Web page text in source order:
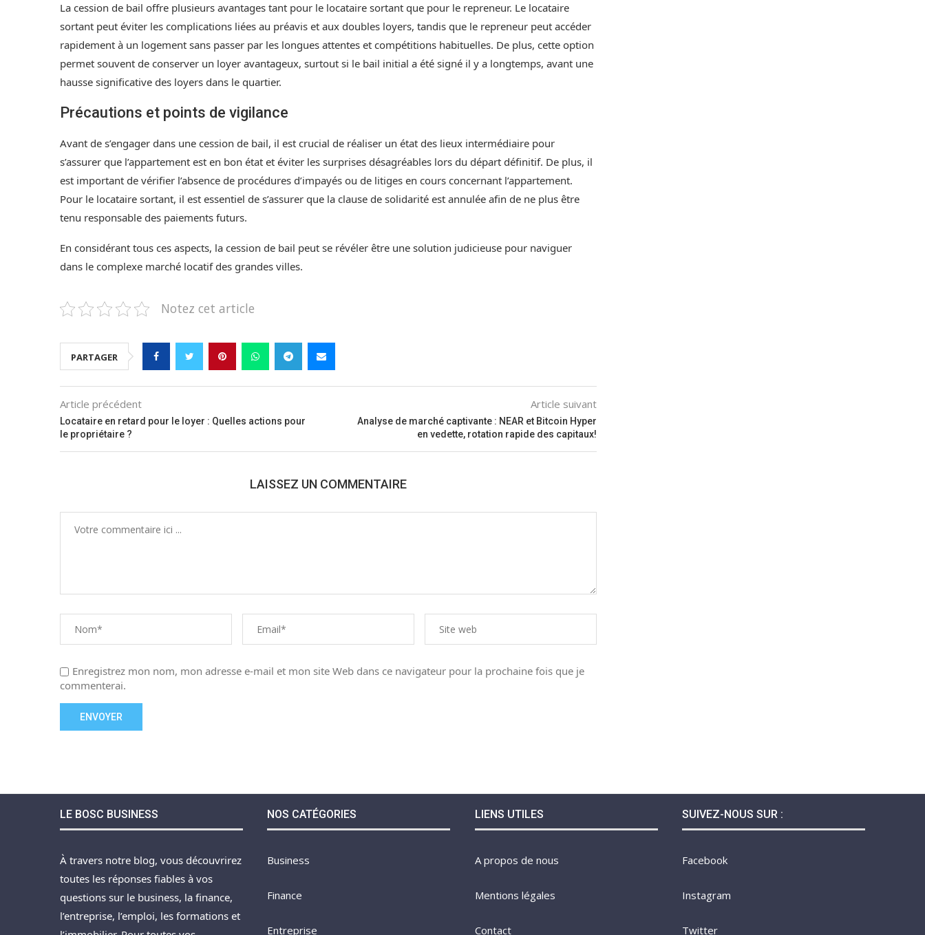
La cession de bail offre plusieurs avantages tant pour le locataire sortant que pour le repreneur. Le locataire
sortant peut éviter les complications liées au préavis et aux doubles loyers, tandis que le repreneur peut accéder
rapidement à un logement sans passer par les longues attentes et compétitions habituelles. De plus, cette option
permet souvent de conserver un loyer avantageux, surtout si le bail initial a été signé il y a longtemps, avant une
hausse significative des loyers dans le quartier.
Précautions et points de vigilance
Avant de s’engager dans une cession de bail, il est crucial de réaliser un état des lieux intermédiaire pour
s’assurer que l’appartement est en bon état et éviter les surprises désagréables lors du départ définitif. De plus, il
est important de vérifier l’absence de procédures d’impayés ou de litiges en cours concernant l’appartement.
Pour le locataire sortant, il est essentiel de s’assurer que la clause de solidarité est annulée afin de ne plus être
tenu responsable des paiements futurs.
En considérant tous ces aspects, la cession de bail peut se révéler être une solution judicieuse pour naviguer
dans le complexe marché locatif des grandes villes.
Notez cet article
PARTAGER
Article précédent
Locataire en retard pour le loyer : Quelles actions pour
le propriétaire ?
Article suivant
Analyse de marché captivante : NEAR et Bitcoin Hyper
en vedette, rotation rapide des capitaux!
LAISSEZ UN COMMENTAIRE
Enregistrez mon nom, mon adresse e-mail et mon site Web dans ce navigateur pour la prochaine fois que je
commenterai.
LE BOSC BUSINESS
À travers notre blog, vous découvrirez
toutes les réponses fiables à vos
questions sur le business, la finance,
l’entreprise, l’emploi, les formations et
NOS CATÉGORIES
Business
Finance
Entreprise
LIENS UTILES
A propos de nous
Mentions légales
Contact
SUIVEZ-NOUS SUR :
Facebook
Instagram
Twitter